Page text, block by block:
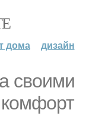
дома дизайн
своими